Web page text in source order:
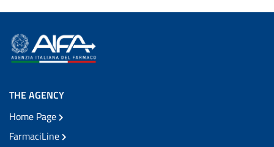
THE AGENCY
Home Page
FarmaciLine